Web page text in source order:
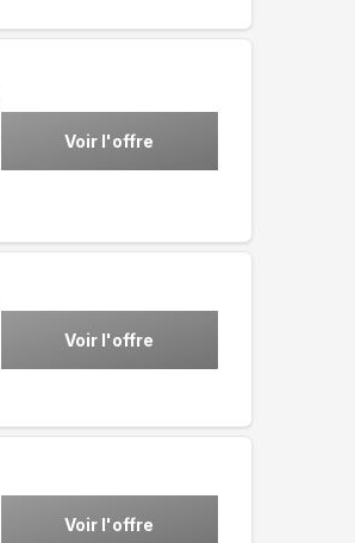
Voir l'offre
Voir l'offre
Voir l'offre